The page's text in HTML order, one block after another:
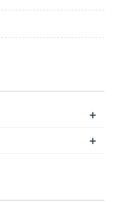
+
+